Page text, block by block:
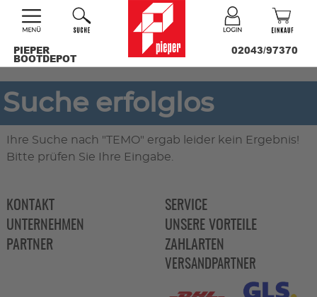
PIEPER
BOOTDEPOT
02043/97370
Suche erfolglos
Ihre Suche nach "TEMO" ergab leider kein Ergebnis!
Bitte prüfen Sie Ihre Eingabe.
KONTAKT
UNTERNEHMEN
PARTNER
SERVICE
UNSERE VORTEILE
ZAHLARTEN
VERSANDPARTNER